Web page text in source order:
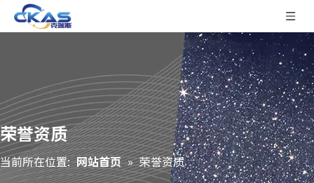
荣誉资质
当前所在位置: 网站首页 » 荣誉资质